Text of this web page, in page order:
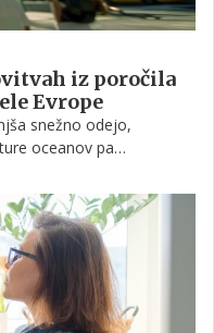
iz poročila
Evrope
snežno odejo,
oceanov pa